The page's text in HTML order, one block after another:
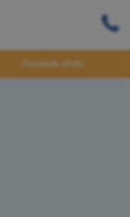
Demande d'info